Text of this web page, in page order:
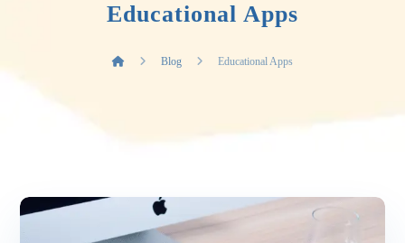
Educational Apps
Blog Educational Apps